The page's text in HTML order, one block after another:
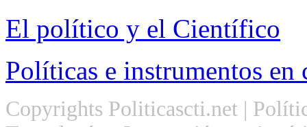
El político y el Científico
Políticas e instrumentos
Copyrights Politicascti.net |